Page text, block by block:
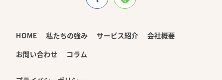
HOME 私たちの強み サービス紹介
会社概要
お問い合わせ
コラム